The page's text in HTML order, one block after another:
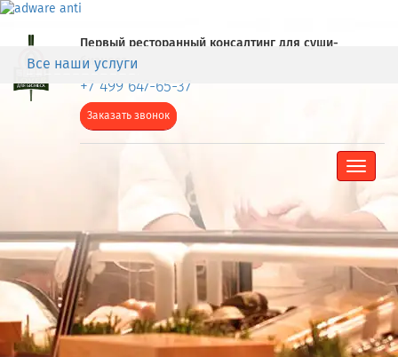
Первый ресторанный консалтинг для суши-
бизнеса
+7 499 647-65-37
Заказать звонок
Toggle
Все наши услуги